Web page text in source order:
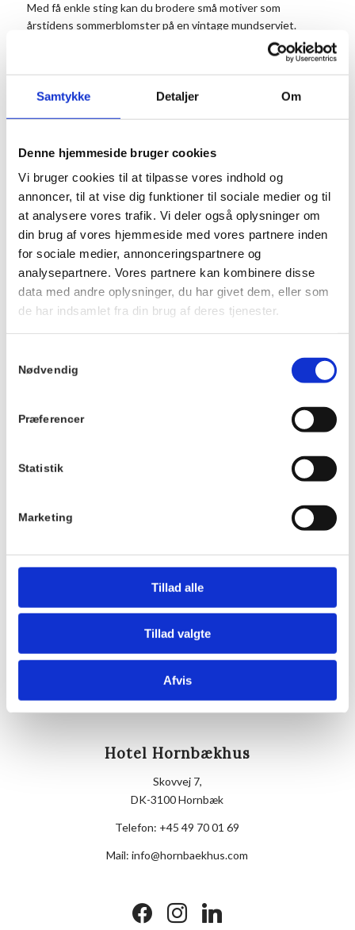
Samtykke Detaljer Om
Denne hjemmeside bruger cookies
Vi bruger cookies til at tilpasse vores indhold og
annoncer, til at vise dig funktioner til sociale medier og til
at analysere vores trafik. Vi deler også oplysninger om
din brug af vores hjemmeside med vores partnere inden
for sociale medier, annonceringspartnere og
analysepartnere. Vores partnere kan kombinere disse
data med andre oplysninger, du har givet dem, eller som
de har indsamlet fra din brug af deres tjenester.
Nødvendig
Præferencer
Statistik
Marketing
Tillad alle
Tillad valgte
Afvis
Med få enkle sting kan du brodere små motiver som
årstidens sommerblomster på en vintage mundserviet.
Alle kan være med, også dig der ikke har broderet tidligere,
børn fra 8 år er også meget velkomne sammen med en
voksen.
Der vil være alle de materialer, du har brug for, men vil du
bestemt stof eller garn, er du selvfølgelig velkommen til at
medbringe det.
Arrangementsafvikler: Bente Halkjær
Info
Dato:
Tidspunkt:
Hornbækhus
3100 Hornbæk
Tilmelding
Tilmeldingen er
bindende, og vi har
Hotel Hornbækhus
Skovvej 7,
DK-3100 Hornbæk
Telefon: +45 49 70 01 69
Mail:info@hornbaekhus.com
facebookinstagramlinkedin